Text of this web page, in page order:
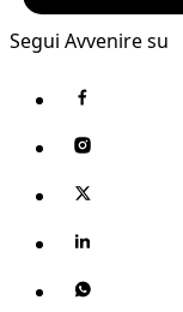
Segui Avvenire su